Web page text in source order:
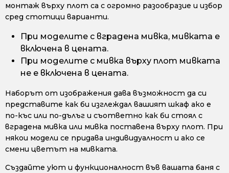
монтаж върху плот са с огромно разообразие и избор
сред стотици варианти.
При моделите с вградена мивка, мивката е
включена в цената.
При моделите с мивка върху плот мивката
не е включена в цената.
Наборът от изображения дава възможност да си
представите как би изглеждал вашият шкаф ако е
по-къс или по-дълъг и съответно как би стоял с
вградена мивка или мивка поставена върху плот. При
някои модели се придава индивидуалност и ако се
смени цветът на мивката.
Създайте уют и функционалност във вашата баня с